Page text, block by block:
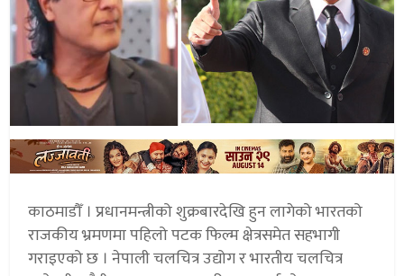
काठमाडौँ । प्रधानमन्त्रीको शुक्रबारदेखि हुन लागेको भारतको
राजकीय भ्रमणमा पहिलो पटक फिल्म क्षेत्रसमेत सहभागी
गराइएको छ । नेपाली चलचित्र उद्योग र भारतीय चलचित्र